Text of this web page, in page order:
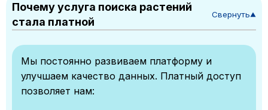
Почему услуга поиска растений
стала платной
Свернуть▼
Мы постоянно развиваем платформу и
улучшаем качество данных. Платный доступ
позволяет нам: